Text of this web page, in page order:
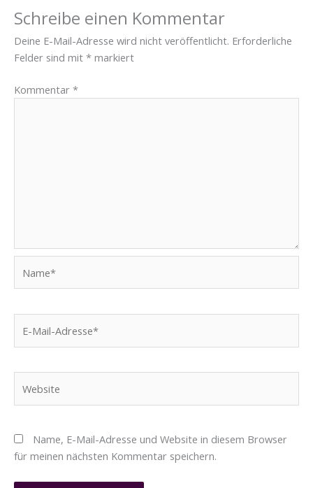
Schreibe einen Kommentar
Deine E-Mail-Adresse wird nicht veröffentlicht. Erforderliche
Felder sind mit * markiert
Kommentar *
Mail-
Name, E-Mail-Adresse und Website in diesem Browser
für meinen nächsten Kommentar speichern.